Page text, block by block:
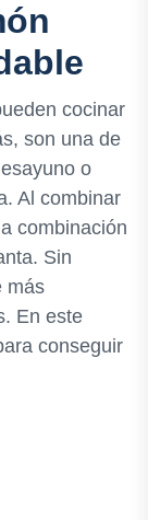
cocinar
son una de
o
Al combinar
combinación
Sin
más
En este
conseguir